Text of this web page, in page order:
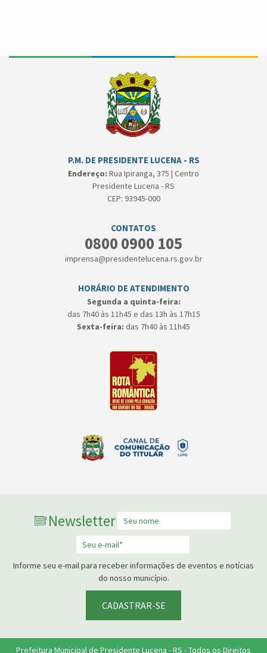
P.M. DE PRESIDENTE LUCENA - RS
Endereço: Rua Ipiranga, 375 | Centro
Presidente Lucena - RS
CEP: 93945-000
CONTATOS
0800 0900 105
imprensa@presidentelucena.rs.gov.br
HORÁRIO DE ATENDIMENTO
Segunda a quinta-feira:
das 7h40 às 11h45 e das 13h às 17h15
Sexta-feira: das 7h40 às 11h45
Newsletter
Informe seu e-mail para receber informações de eventos e notícias
do nosso município.
CADASTRAR-SE
Prefeitura Municipal de Presidente Lucena - RS - Todos os Direitos